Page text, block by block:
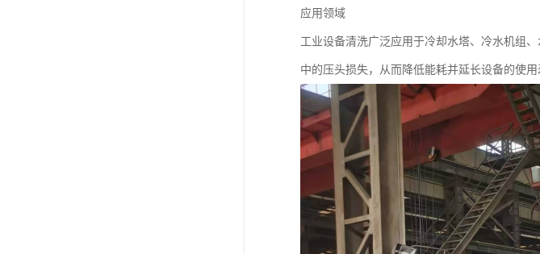
应用领域
工业设备清洗广泛应用于冷却水塔、冷水机组
中的压头损失，从而降低能耗并延长设备的使用